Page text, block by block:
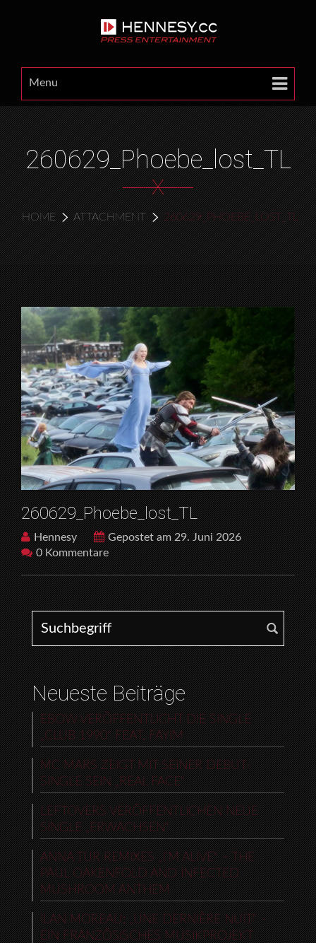
Menu
260629_Phoebe_lost_TL
X
HOME ATTACHMENT 260629_PHOEBE_LOST_TL
260629_Phoebe_lost_TL
Hennesy
Gepostet am 29. Juni 2026
0 Kommentare
Search for:
Neueste Beiträge
EBOW VERÖFFENTLICHT DIE SINGLE
„CLUB 1990“ FEAT. FAYIM
MC MARS ZEIGT MIT SEINER DEBUT-
SINGLE SEIN „REAL FACE“
LEFTOVERS VERÖFFENTLICHEN NEUE
SINGLE „ERWACHSEN“
ANNA TUR REMIXES „I’M ALIVE“ – THE
PAUL OAKENFOLD AND INFECTED
MUSHROOM ANTHEM
ILAN MOREAU: „UNE DERNIÈRE NUIT“ –
EIN FRANZÖSISCHES MUSIKPROJEKT